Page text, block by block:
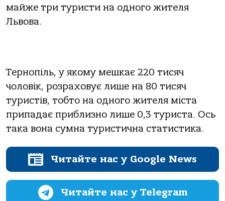
майже три туристи на одного жителя
Львова.
Тернопіль, у якому мешкає 220 тисяч
чоловік, розраховує лише на 80 тисяч
туристів, тобто на одного жителя міста
припадає приблизно лише 0,3 туриста. Ось
така вона сумна туристична статистика.
Читайте нас у Google News
Читайте нас у Telegram